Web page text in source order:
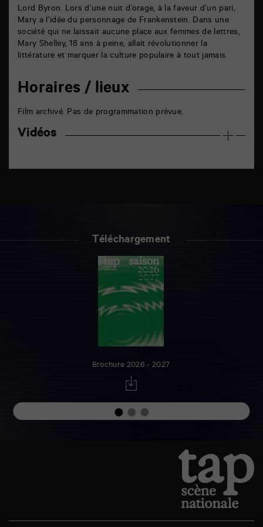
Lord Byron. Lors d’une nuit d’orage, à la faveur d’un pari,
Mary a l’idée du personnage de Frankenstein. Dans une
société qui ne laissait aucune place aux femmes de lettres,
Mary Shelley, 18 ans à peine, allait révolutionner la
littérature et marquer la culture populaire à tout jamais.
Horaires / lieux
Film archivé. Pas de programmation prévue.
Vidéos
Téléchargement
Brochure 2026 - 2027